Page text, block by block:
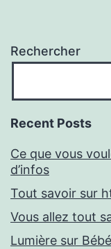
Rechercher
Recent Posts
Ce que vous
d’infos
Tout savoir sur
Vous allez tout
Lumière sur Bébé